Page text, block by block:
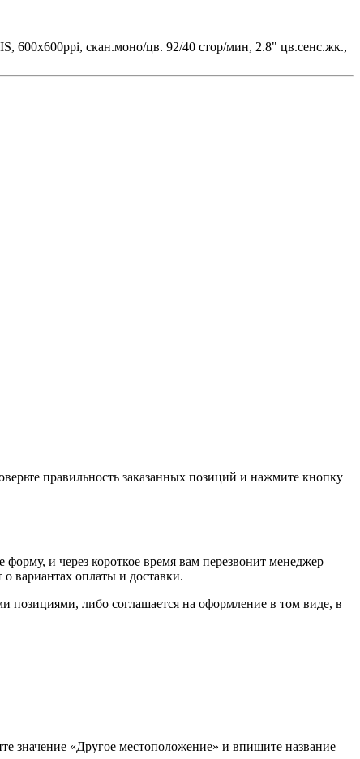
600x600ppi, скан.моно/цв. 92/40 стор/мин, 2.8" цв.сенс.жк.,
правильность заказанных позиций и нажмите кнопку
и через короткое время вам перезвонит менеджер
о вариантах оплаты и доставки.
позициями, либо соглашается на оформление в том виде, в
значение «Другое местоположение» и впишите название